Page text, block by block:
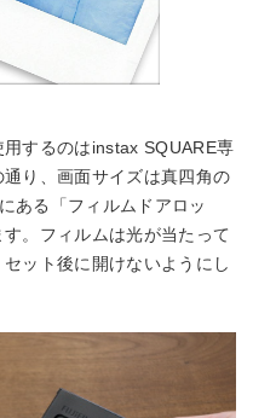
するのはinstax SQUARE専
り、画面サイズは真四角の
ある「フィルムドアロッ
。フィルムは光が当たって
ット後に開けないようにし